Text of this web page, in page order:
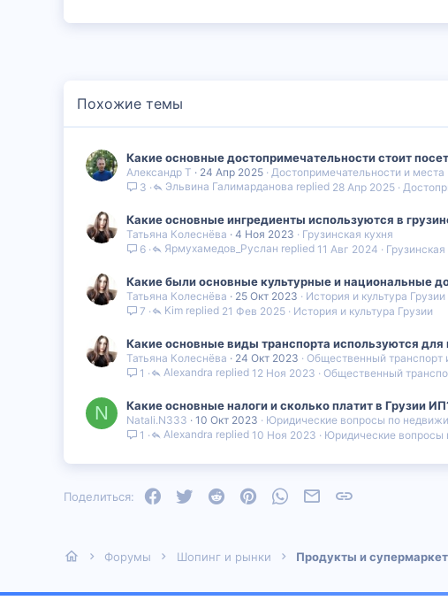
проверки качества.
супермаркетов "Ори Набижи" в Тбилиси
Похожие темы
Какие основные достопримечательности стоит
Александр Т 24 Апр 2025
Достопримечательности и места
3
28 Апр 2025
Эльвина Галимарданова
Какие основные ингредиенты используются в
Татьяна Колеснёва 4 Ноя 2023
Грузинская кухня
6
Грузинская
11 Авг 2024
Ярмухамедов_Руслан
Какие были основные культурные и национальные
Татьяна Колеснёва 25 Окт 2023
История и культура Грузии
7
История и культура Грузии
21 Фев 2025
Kim
Какие основные виды транспорта используются
Татьяна Колеснёва 24 Окт 2023
Общественный транспорт
1
Общественный
12 Ноя 2023
Alexandra
N Какие основные налоги и сколько платит в Грузии
Natali.N333 10 Окт 2023
Юридические вопросы по
1
Юридические вопросы
10 Ноя 2023
Alexandra
Поделиться: Facebook
Twitter Reddit PinterestWhatsAppЭлектронная почта
Форумы Шопинг и рынки Продукты и